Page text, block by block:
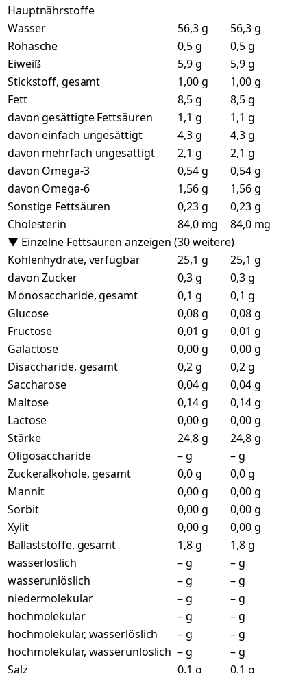
Hauptnährstoffe
Wasser
56,3 g
56,3 g
Rohasche
0,5 g
0,5 g
Eiweiß
5,9 g
5,9 g
Stickstoff, gesamt
1,00 g
1,00 g
Fett
8,5 g
8,5 g
davon gesättigte Fettsäuren
1,1 g
1,1 g
davon einfach ungesättigt
4,3 g
4,3 g
davon mehrfach ungesättigt
2,1 g
2,1 g
davon Omega-3
0,54 g
0,54 g
davon Omega-6
1,56 g
1,56 g
Sonstige Fettsäuren
0,23 g
0,23 g
Cholesterin
84,0 mg
84,0 mg
▼ Einzelne Fettsäuren anzeigen (30 weitere)
Kohlenhydrate, verfügbar
25,1 g
25,1 g
davon Zucker
0,3 g
0,3 g
Monosaccharide, gesamt
0,1 g
0,1 g
Glucose
0,08 g
0,08 g
Fructose
0,01 g
0,01 g
Galactose
0,00 g
0,00 g
Disaccharide, gesamt
0,2 g
0,2 g
Saccharose
0,04 g
0,04 g
Maltose
0,14 g
0,14 g
Lactose
0,00 g
0,00 g
Stärke
24,8 g
24,8 g
Oligosaccharide
– g
– g
Zuckeralkohole, gesamt
0,0 g
0,0 g
Mannit
0,00 g
0,00 g
Sorbit
0,00 g
0,00 g
Xylit
0,00 g
0,00 g
Ballaststoffe, gesamt
1,8 g
1,8 g
wasserlöslich
– g
– g
wasserunlöslich
– g
– g
niedermolekular
– g
– g
hochmolekular
– g
– g
hochmolekular, wasserlöslich
– g
– g
hochmolekular, wasserunlöslich – g
– g
Salz
0,1 g
0,1 g